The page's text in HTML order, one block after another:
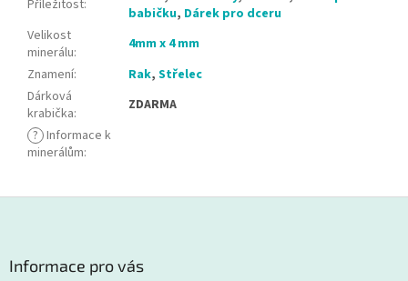
Příležitost:
babičku, Dárek pro dceru
Velikost
minerálu:
4mm x 4 mm
Znamení: Rak, Střelec
Dárková
krabička:
ZDARMA
? Informace k
minerálům:
Informace pro vás